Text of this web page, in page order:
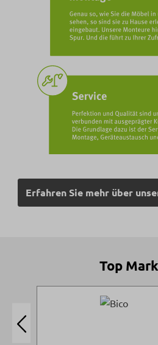
Erfahren Sie mehr über
Top